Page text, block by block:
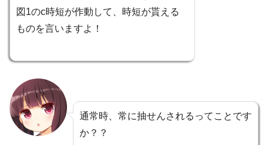
図1のc時短が作動して、時短が貰える
ものを言いますよ！
通常時、常に抽せんされるってことです
か？？